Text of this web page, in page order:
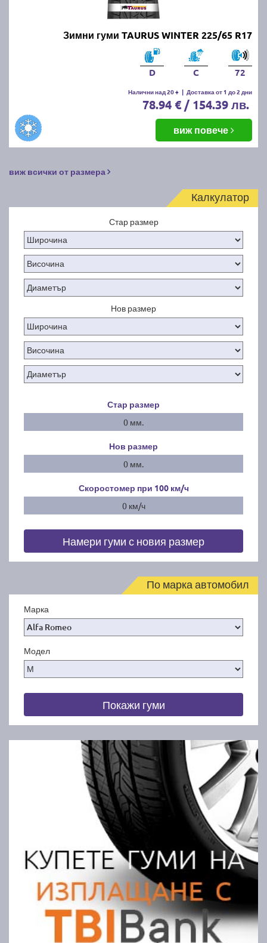
Зимни гуми TAURUS WINTER 225/65 R17
D C 72
Налични над 20 + | Доставка от 1 до 2 дни
78.94 € / 154.39 лв.
виж повече
виж всички от размера
Калкулатор
Стар размер
Нов размер
Стар размер
0 мм.
Нов размер
0 мм.
Скоростомер при 100 км/ч
0 км/ч
Намери гуми с новия размер
По марка автомобил
Марка
Модел
Покажи гуми